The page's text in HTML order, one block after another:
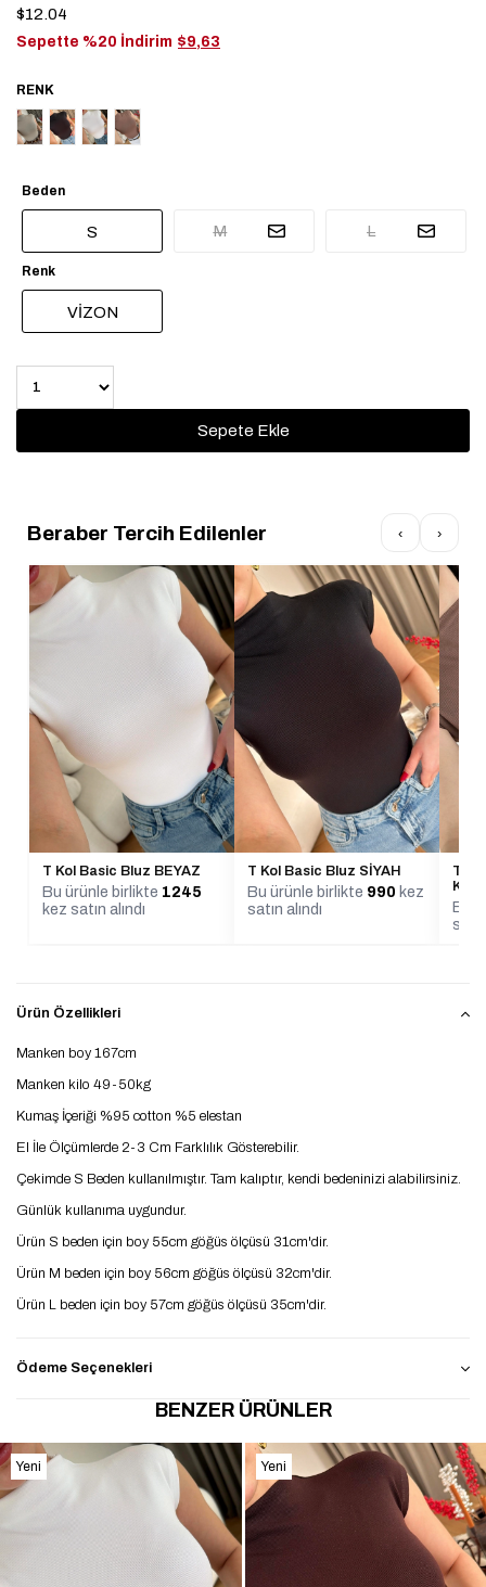
$12.04
Sepette %20 İndirim $9,63
Beden
S M L
Renk
VİZON
Beraber Tercih Edilenler ‹ ›
T Kol Basic Bluz BEYAZ
Bu ürünle birlikte 1245
kez satın alındı
T Kol Basic Bluz SİYAH
Bu ürünle birlikte 990 kez
satın alındı
T
Bu
Ürün Özellikleri
Manken boy 167cm
Manken kilo 49-50kg
Kumaş İçeriği %95 cotton %5 elestan
El İle Ölçümlerde 2-3 Cm Farklılık Gösterebilir.
Çekimde S Beden kullanılmıştır. Tam kalıptır, kendi bedeninizi alabilirsiniz.
Günlük kullanıma uygundur.
Ürün S beden için boy 55cm göğüs ölçüsü 31cm'dir.
Ürün M beden için boy 56cm göğüs ölçüsü 32cm'dir.
Ürün L beden için boy 57cm göğüs ölçüsü 35cm'dir.
Ödeme Seçenekleri
BENZER ÜRÜNLER
Yeni
Ürün
Yeni
Ürün